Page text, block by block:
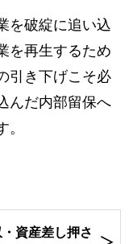
を破綻に追い込
を再生するため
引き下げこそ必
んだ内部留保へ
資産差し押さ